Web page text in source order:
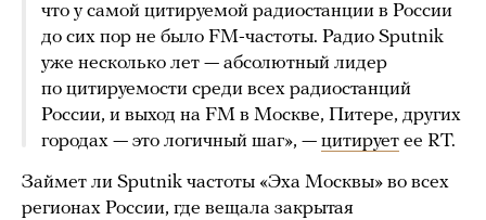
что у самой цитируемой радиостанции в России
до сих пор не было FM-частоты. Радио Sputnik
уже несколько лет — абсолютный лидер
по цитируемости среди всех радиостанций
России, и выход на FM в Москве, Питере, других
городах — это логичный шаг», — цитирует ее RT.
Займет ли Sputnik частоты «Эха Москвы» во всех
регионах России, где вещала закрытая